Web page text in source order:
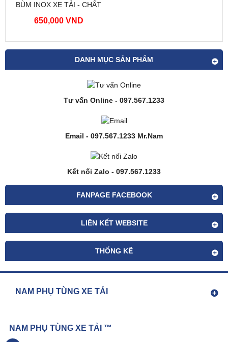
DANH MỤC SẢN PHẨM
Tư vấn Online - 097.567.1233
Email - 097.567.1233 Mr.Nam
Kết nối Zalo - 097.567.1233
FANPAGE FACEBOOK
LIÊN KẾT WEBSITE
THỐNG KÊ
BÙM INOX XE TẢI - CHẤT
650,000 VND
NAM PHỤ TÙNG XE TẢI
NAM PHỤ TÙNG XE TẢI ™